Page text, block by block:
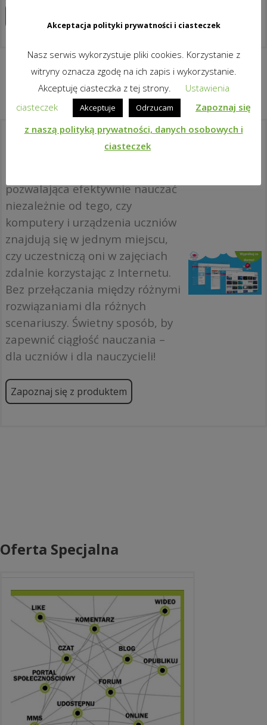
Co to jest classroom.cloud?
pozwalająca efektywnie nauczać
niezależnie od tego, czy
komputery i urządzenia uczniów
znajdują się w jednym miejscu,
czy uczestniczą oni w zajęciach
zdalnie korzystając z Internetu.
Bez przełączania między różnymi
rozwiązaniami dla różnych
scenariuszy. Świetny sposób, by
zapewnić ciągłość nauczania –
dla uczniów i dla nauczycieli!
Zapoznaj się z produktem
Oferta Specjalna
Akceptacja polityki prywatności i ciasteczek
Nasz serwis wykorzystuje pliki cookies. Korzystanie z
witryny oznacza zgodę na ich zapis i wykorzystanie.
Akceptuję ciasteczka z tej strony.
Ustawienia
ciasteczek
Akceptuje Odrzucam
Zapoznaj się
z naszą polityką prywatności, danych osobowych i
ciasteczek